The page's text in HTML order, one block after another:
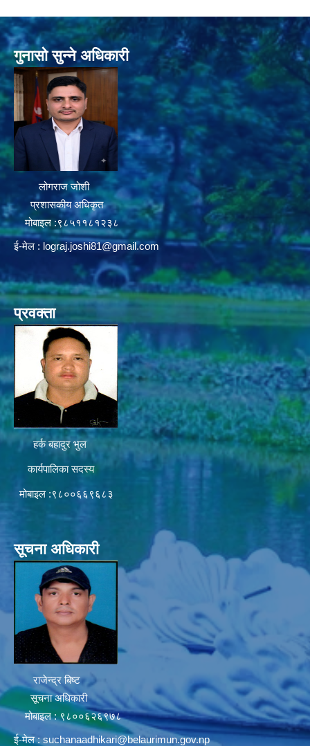
गुनासो सुन्ने अधिकारी
लोगराज जोशी
प्रशासकीय अधिकृत
मोबाइल :९८५११८१२३८
ई-मेल : lograj.joshi81@gmail.com
प्रवक्ता
हर्क बहादुर भुल
कार्यपालिका सदस्य
मोबाइल :९८००६६९६८३
सूचना अधिकारी
राजेन्द्र बिष्ट
सूचना अधिकारी
मोबाइल : ९८००६२६९७८
ई-मेल : suchanaadhikari@belaurimun.gov.np